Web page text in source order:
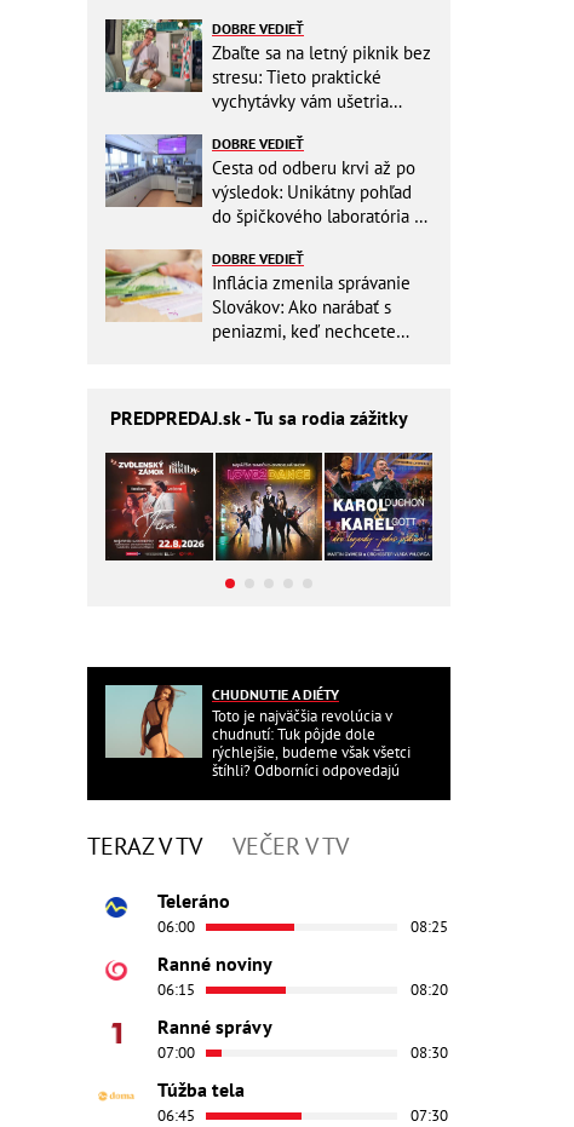
DOBRE VEDIEŤ
Zbaľte sa na letný piknik bez
stresu: Tieto praktické
vychytávky vám ušetria
DOBRE VEDIEŤ
Cesta od odberu krvi až po
výsledok: Unikátny pohľad
do špičkového laboratória na
DOBRE VEDIEŤ
Inflácia zmenila správanie
Slovákov: Ako narábať s
peniazmi, keď nechcete
PREDPREDAJ.sk - Tu sa rodia zážitky
CHUDNUTIE A DIÉTY
Toto je najväčšia revolúcia v
chudnutí: Tuk pôjde dole
rýchlejšie, budeme však všetci
štíhli? Odborníci odpovedajú
TERAZ V TV VEČER V TV
Teleráno
06:00 08:25
Ranné noviny
06:15 08:20
Ranné správy
07:00 08:30
Túžba tela
06:45 07:30